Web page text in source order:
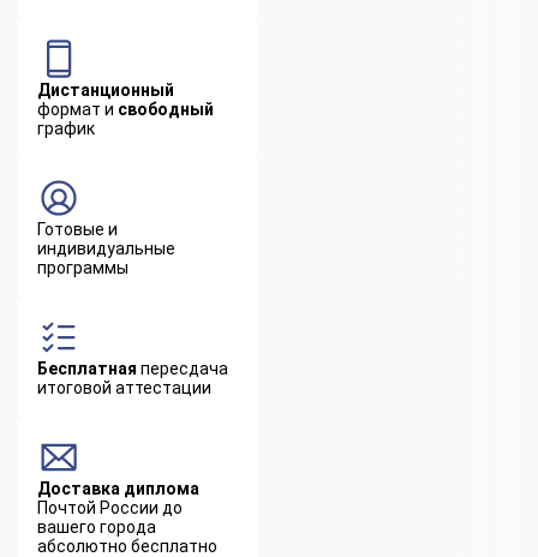
Дистанционный
формат и свободный
график
Готовые и
индивидуальные
программы
Бесплатная пересдача
итоговой аттестации
Доставка диплома
Почтой России до
вашего города
абсолютно бесплатно